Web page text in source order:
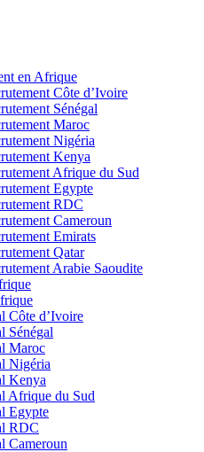
en Afrique
Côte d’Ivoire
Sénégal
Maroc
Nigéria
Kenya
Afrique du Sud
Egypte
RDC
Cameroun
Emirats
Qatar
Arabie Saoudite
Côte d’Ivoire
Sénégal
Maroc
Nigéria
Kenya
Afrique du Sud
Egypte
RDC
Cameroun